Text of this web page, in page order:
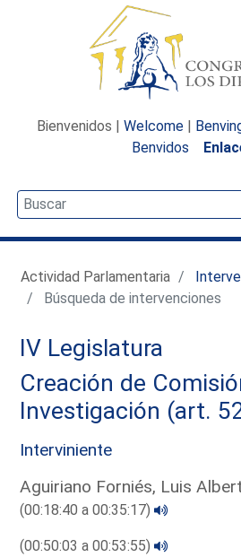
Bienvenidos | Welcome |
Benvidos
Actividad Parlamentaria
Búsqueda de intervenciones
IV Legislatura
Creación de
Investigación (art.
Interviniente
Aguiriano Forniés, Luis
(00:18:40 a 00:35:17)
(00:50:03 a 00:53:55)